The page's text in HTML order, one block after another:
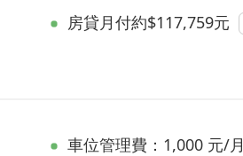
房貸 月付約$117,759元
車位管理費：1,000 元/月